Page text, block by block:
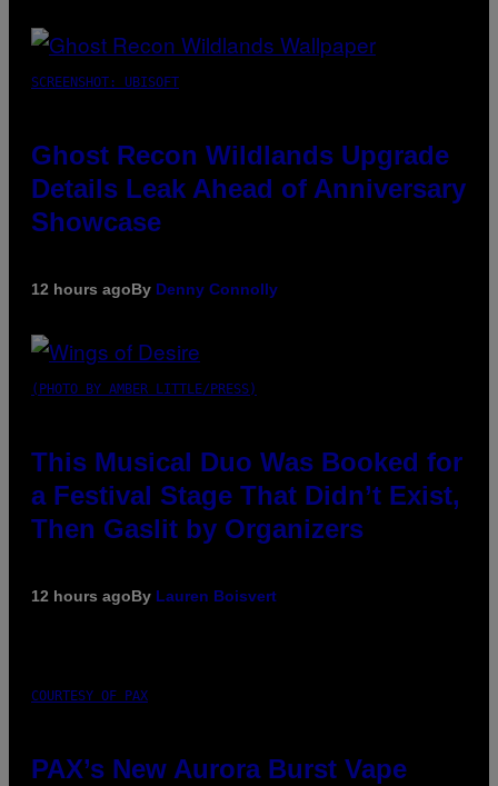
SCREENSHOT: UBISOFT
Ghost Recon Wildlands Upgrade
Details Leak Ahead of Anniversary
Showcase
12 hours agoBy Denny Connolly
(PHOTO BY AMBER LITTLE/PRESS)
This Musical Duo Was Booked for
a Festival Stage That Didn’t Exist,
Then Gaslit by Organizers
12 hours agoBy Lauren Boisvert
COURTESY OF PAX
PAX’s New Aurora Burst Vape